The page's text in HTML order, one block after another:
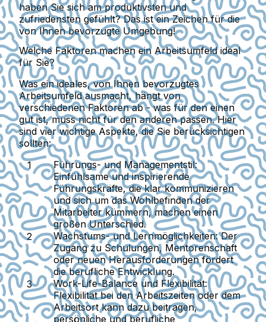
haben Sie sich am produktivsten und
zufriedensten gefühlt? Das ist ein Zeichen für die
von Ihnen bevorzugte Umgebung!
Welche Faktoren machen ein Arbeitsumfeld ideal
für Sie?
Was ein ideales, von Ihnen bevorzugtes
Arbeitsumfeld ausmacht, hängt von
verschiedenen Faktoren ab - was für den einen
gut ist, muss nicht für den anderen passen. Hier
sind vier wichtige Aspekte, die Sie berücksichtigen
sollten:
Führungs- und Managementstil:
Einfühlsame und inspirierende
Führungskräfte, die klar kommunizieren
und sich um das Wohlbefinden der
Mitarbeiter kümmern, machen einen
großen Unterschied.
Wachstums- und Lernmöglichkeiten:Der
Zugang zu Schulungen, Mentorenschaft
oder neuen Herausforderungen fördert
die berufliche Entwicklung.
Work-Life-Balance und Flexibilität:
Flexibilität bei den Arbeitszeiten oder dem
Arbeitsort kann dazu beitragen,
persönliche und berufliche